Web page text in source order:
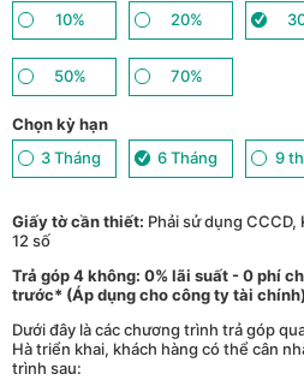
10%
20%
50% 70%
Chọn kỳ hạn
3 Tháng
6 Tháng 9
Giấy tờ cần thiết: Phải sử dụng
12 số
Trả góp 4 không: 0% lãi suất - 0 phí
trước* (Áp dụng cho công ty tài chính)
Dưới đây là các chương trình trả góp
Hà triển khai, khách hàng có thể cân
trình sau: